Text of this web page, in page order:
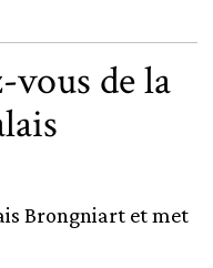
vous de la
Brongniart et met